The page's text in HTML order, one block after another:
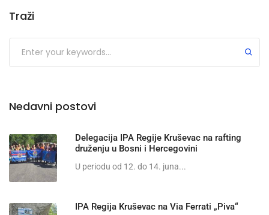
Traži
Nedavni postovi
Delegacija IPA Regije Kruševac na rafting
druženju u Bosni i Hercegovini
U periodu od 12. do 14. juna...
IPA Regija Kruševac na Via Ferrati „Piva“